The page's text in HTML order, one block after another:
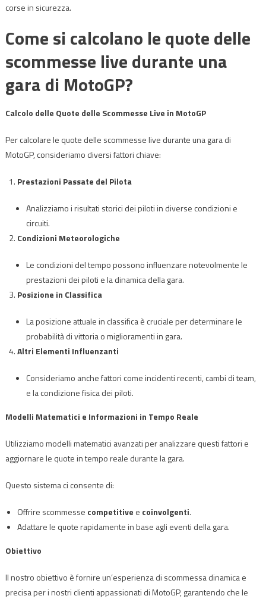
corse in sicurezza.
Come si calcolano le quote delle
scommesse live durante una
gara di MotoGP?
Calcolo delle Quote delle Scommesse Live in MotoGP
Per calcolare le quote delle scommesse live durante una gara di
MotoGP, consideriamo diversi fattori chiave:
Prestazioni Passate del Pilota
Analizziamo i risultati storici dei piloti in diverse condizioni e
circuiti.
Condizioni Meteorologiche
Le condizioni del tempo possono influenzare notevolmente le
prestazioni dei piloti e la dinamica della gara.
Posizione in Classifica
La posizione attuale in classifica è cruciale per determinare le
probabilità di vittoria o miglioramenti in gara.
Altri Elementi Influenzanti
Consideriamo anche fattori come incidenti recenti, cambi di team,
e la condizione fisica dei piloti.
Modelli Matematici e Informazioni in Tempo Reale
Utilizziamo modelli matematici avanzati per analizzare questi fattori e
aggiornare le quote in tempo reale durante la gara.
Questo sistema ci consente di:
Offrire scommesse competitive e coinvolgenti.
Adattare le quote rapidamente in base agli eventi della gara.
Obiettivo
Il nostro obiettivo è fornire un’esperienza di scommessa dinamica e
precisa per i nostri clienti appassionati di MotoGP, garantendo che le